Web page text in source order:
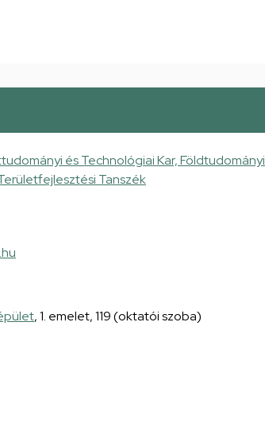
és Technológiai Kar, Földtudományi
Tanszék
, 1. emelet, 119 (oktatói szoba)